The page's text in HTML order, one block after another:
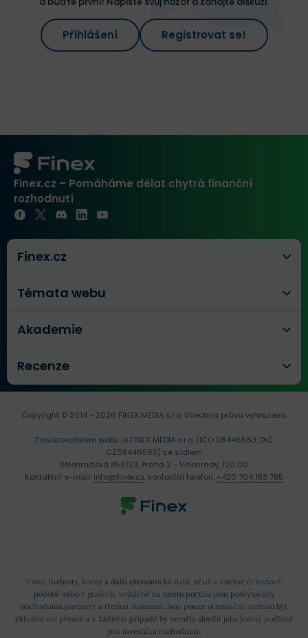
Přihlášení Registrovat se!
Finex.cz – Pomáháme dělat chytrá finanční
rozhodnutí
Finex.cz
Témata webu
Akademie
Recenze
Ceny, hodnoty, kurzy a další ekonomická data, ať už v číselné či textové
podobě nebo v grafech, uváděné na tomto portálu jsou poskytovány
obchodními partnery a třetími stranami. Jsou pouze orientační, nemusí být
aktuální ani přesné a v žádném případě by neměly sloužit jako jediný podklad
pro investiční rozhodnutí.
Copyright © 2014 - 2026 FINEX MEDIA s.r.o.Všechna práva vyhrazena.
Provozovatelem webu je FINEX MEDIA s.r.o. (IČO 08446563, DIČ
CZ08446563) se sídlem
Bělehradská 858/23, Praha 2 - Vinohrady, 120 00
Kontaktní e-mail: info@finex.cz, kontaktní telefon: +420 704 183 785